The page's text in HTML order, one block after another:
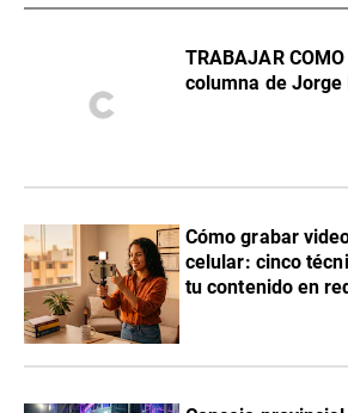
TRABAJAR COMO
columna de Jorge
Cómo grabar
celular: cinco
tu contenido en